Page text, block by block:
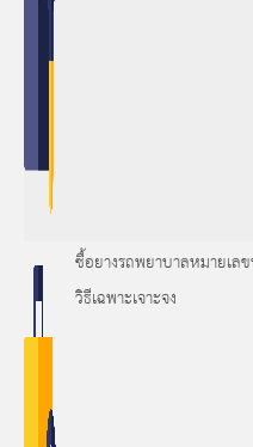
ซื้อยางรถพยาบาลหมายเ
วิธีเฉพาะเจาะจง